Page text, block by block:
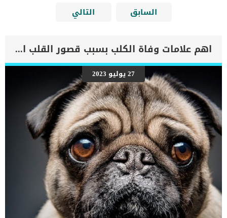
السابق التالي
اهم علامات وفاة الكلب بسبب قصور القلب الاحتقانى
27 يوليو 2023